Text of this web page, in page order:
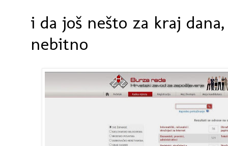
i da još nešto za kraj
nebitno